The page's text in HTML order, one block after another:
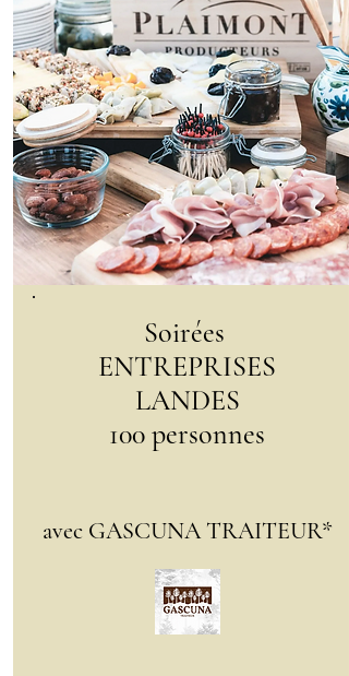
Soirées
ENTREPRISES
LANDES
100 personnes
avec GASCUNA TRAITEUR*